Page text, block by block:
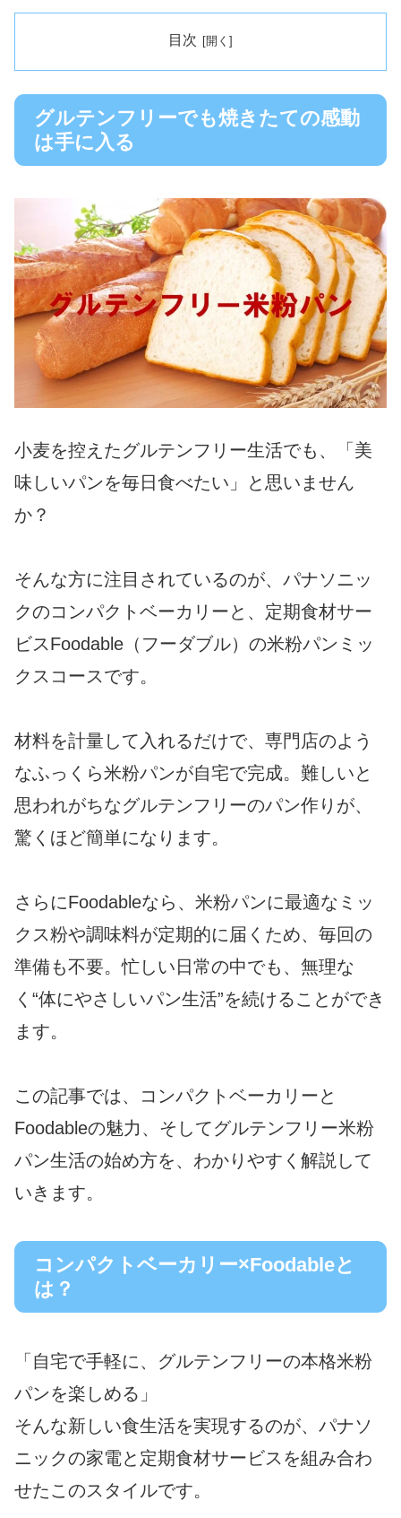
目次
グルテンフリーでも焼きたての感動
は手に入る
小麦を控えたグルテンフリー生活でも、「美
味しいパンを毎日食べたい」と思いません
か？
そんな方に注目されているのが、パナソニッ
クのコンパクトベーカリーと、定期食材サー
ビスFoodable（フーダブル）の米粉パンミッ
クスコースです。
材料を計量して入れるだけで、専門店のよう
なふっくら米粉パンが自宅で完成。難しいと
思われがちなグルテンフリーのパン作りが、
驚くほど簡単になります。
さらにFoodableなら、米粉パンに最適なミッ
クス粉や調味料が定期的に届くため、毎回の
準備も不要。忙しい日常の中でも、無理な
く“体にやさしいパン生活”を続けることができ
ます。
この記事では、コンパクトベーカリーと
Foodableの魅力、そしてグルテンフリー米粉
パン生活の始め方を、わかりやすく解説して
いきます。
コンパクトベーカリー×Foodableと
は？
「自宅で手軽に、グルテンフリーの本格米粉
パンを楽しめる」
そんな新しい食生活を実現するのが、パナソ
ニックの家電と定期食材サービスを組み合わ
せたこのスタイルです。